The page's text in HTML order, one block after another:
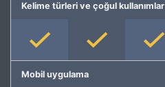
Kelime türleri ve çoğul kullanımlar
Mobil uygulama